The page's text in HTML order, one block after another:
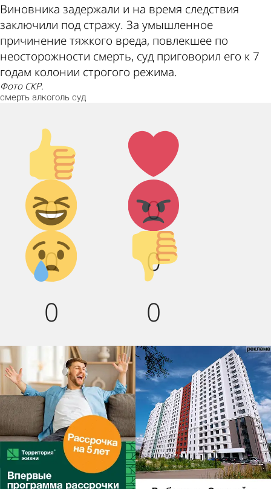
Виновника задержали и на время следствия
заключили под стражу. За умышленное
причинение тяжкого вреда, повлекшее по
неосторожности смерть, суд приговорил его к 7
годам колонии строгого режима.
Фото СКР.
смерть алкоголь суд
Палец
вверх!
0
Лайк!
0
Дикий
смех!
0
Агрессия!
0
Грусть :(
0
Палец
вниз!
0